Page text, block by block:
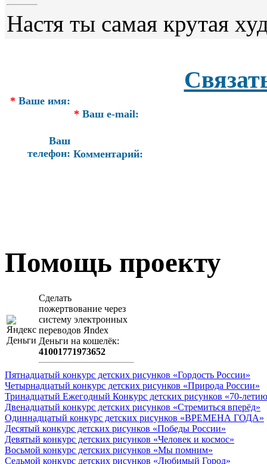
Настя ты самая крутая
* Ваше имя:
* Ваш e-mail:
Ваш
телефон: Комментарий:
Помощь проекту
Сделать
пожертвование через
систeму элeктронных
пeрeводов Яndex
Деньги на кошeлёк:
41001771973652
Пятнадцатый конкурс детских рисунков «Гордость России»
Четырнадцатый конкурс детских рисунков «Природа России»
Тринадцатый Ежегодный Конкурс детских рисунков «70-
Двенадцатый конкурс детских рисунков «Стремиться вперёд»
Одиннадцатый конкурс детских рисунков «ВРЕМЕНА ГОДА»
Десятый конкурс детских рисунков «Победы России»
Девятый конкурс детских рисунков «Человек и космос»
Восьмой конкурс детских рисунков «Мы помним»
Седьмой конкурс детских рисунков «Любимый Город»